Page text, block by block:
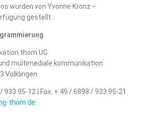
wurden von Yvonne Kronz –
gestellt.
thom UG
multimediale kommunikation
Völklingen
95-12 | Fax: + 49 / 6898 / 933 95-21
thom.de